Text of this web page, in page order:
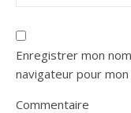
Enregistrer mon
navigateur pour
Commentaire